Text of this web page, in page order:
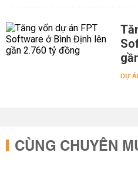
DỰ
CÙNG CHUYÊN